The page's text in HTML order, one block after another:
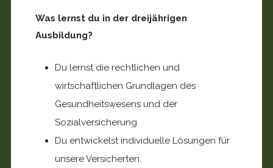
Was lernst du in der dreijährigen
Ausbildung?
Du lernst die rechtlichen und
wirtschaftlichen Grundlagen des
Gesundheitswesens und der
Sozialversicherung
Du entwickelst individuelle Lösungen für
unsere Versicherten.